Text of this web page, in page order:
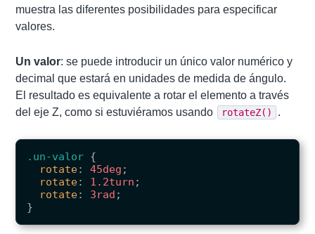
muestra las diferentes posibilidades para especificar
valores.
Un valor: se puede introducir un único valor numérico y
decimal que estará en unidades de medida de ángulo.
El resultado es equivalente a rotar el elemento a través
del eje Z, como si estuviéramos usando
rotateZ() .
.un-valor {
rotate: 45deg ;
rotate: 1.2turn ;
rotate: 3rad ;
}